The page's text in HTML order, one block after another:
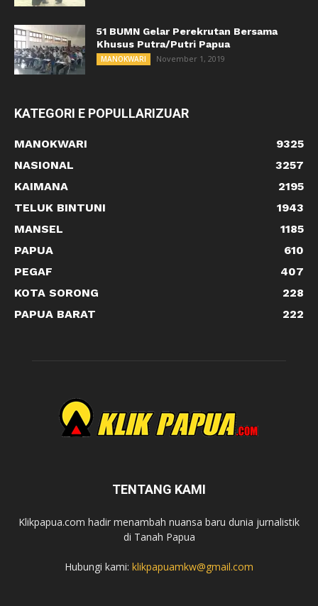
51 BUMN Gelar Perekrutan Bersama
Khusus Putra/Putri Papua
MANOKWARI November 1, 2019
KATEGORI E POPULLARIZUAR
MANOKWARI
9325
NASIONAL
3257
KAIMANA
2195
TELUK BINTUNI
1943
MANSEL
1185
PAPUA
610
PEGAF
407
KOTA SORONG
228
PAPUA BARAT
222
TENTANG KAMI
Klikpapua.com hadir menambah nuansa baru dunia jurnalistik
di Tanah Papua
Hubungi kami: klikpapuamkw@gmail.com